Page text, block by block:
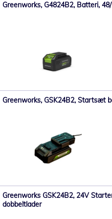
Greenworks, G4824B2, Batteri,
Greenworks, GSK24B2, Startsæt
Greenworks GSK24B2, 24V
dobbeltlader